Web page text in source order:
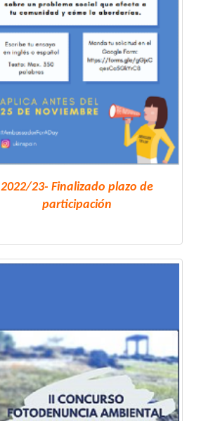
2022/23- Finalizado plazo de
participación